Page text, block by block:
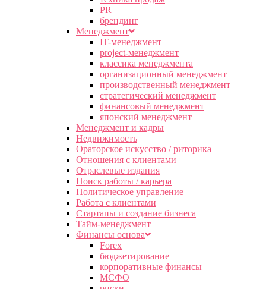
PR
брендинг
Менеджмент
IT-менеджмент
project-менеджмент
классика менеджмента
организационный менеджмент
производственный менеджмент
стратегический менеджмент
финансовый менеджмент
японский менеджмент
Менеджмент и кадры
Недвижимость
Ораторское искусство / риторика
Отношения с клиентами
Отраслевые издания
Поиск работы / карьера
Политическое управление
Работа с клиентами
Стартапы и создание бизнеса
Тайм-менеджмент
Финансы основа
Forex
бюджетирование
корпоративные финансы
МСФО